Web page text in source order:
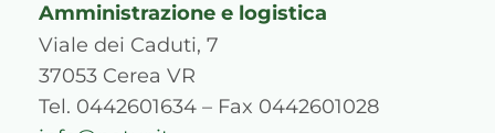
Amministrazione e logistica
Viale dei Caduti, 7
37053 Cerea VR
Tel. 0442601634 – Fax 0442601028